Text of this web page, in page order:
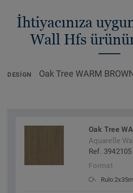
İhtiyacınıza
Wall Hfs
DESIGN Oak Tree WARM
Oak Tree
Aquarelle
Ref. 3942105
Format
Rulo 2x35m